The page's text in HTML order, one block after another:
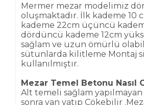
Mermer mezar modelimiz
oluşmaktadır. İlk kademe 10
kademe 22cm üçüncü
dördüncü kademe 12cm
sağlam ve uzun ömürlü
sütunlarda kilitleme Montaj
kullanılmıştır.
Mezar Temel Betonu Nasıl
Alt temeli sağlam
sonra yan yatıp Çökebilir